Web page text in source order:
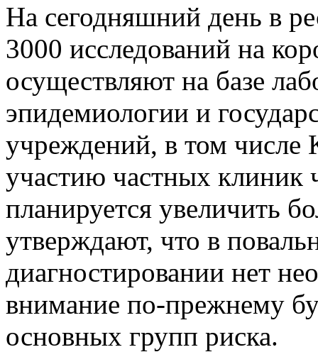
На сегодняшний день в
3000 исследований на
осуществляют на базе
эпидемиологии и
учреждений, в том
участию частных клиник
планируется увеличить
утверждают, что в
диагностировании нет
внимание по-прежнему
основных групп риска.